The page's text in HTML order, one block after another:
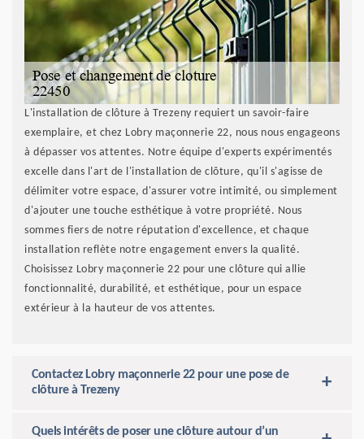
L'installation de clôture à Trezeny requiert un savoir-faire
exemplaire, et chez Lobry maçonnerie 22, nous nous engageons
à dépasser vos attentes. Notre équipe d'experts expérimentés
excelle dans l'art de l'installation de clôture, qu'il s'agisse de
délimiter votre espace, d'assurer votre intimité, ou simplement
d'ajouter une touche esthétique à votre propriété. Nous
sommes fiers de notre réputation d'excellence, et chaque
installation reflète notre engagement envers la qualité.
Choisissez Lobry maçonnerie 22 pour une clôture qui allie
fonctionnalité, durabilité, et esthétique, pour un espace
extérieur à la hauteur de vos attentes.
Contactez Lobry maçonnerie 22 pour une pose de
clôture à Trezeny
Quels intérêts de poser une clôture autour d’un